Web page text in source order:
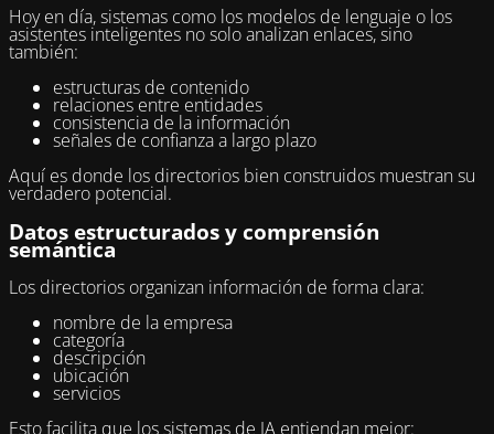
Hoy en día, sistemas como los modelos de lenguaje o los
asistentes inteligentes no solo analizan enlaces, sino
también:
estructuras de contenido
relaciones entre entidades
consistencia de la información
señales de confianza a largo plazo
Aquí es donde los directorios bien construidos muestran su
verdadero potencial.
Datos estructurados y comprensión
semántica
Los directorios organizan información de forma clara:
nombre de la empresa
categoría
descripción
ubicación
servicios
Esto facilita que los sistemas de IA entiendan mejor: